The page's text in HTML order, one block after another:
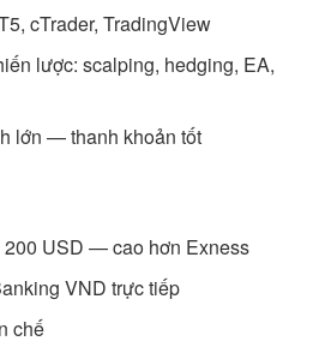
cTrader, TradingView
lược: scalping, hedging, EA,
lớn — thanh khoản tốt
200 USD — cao hơn Exness
VND trực tiếp
chế